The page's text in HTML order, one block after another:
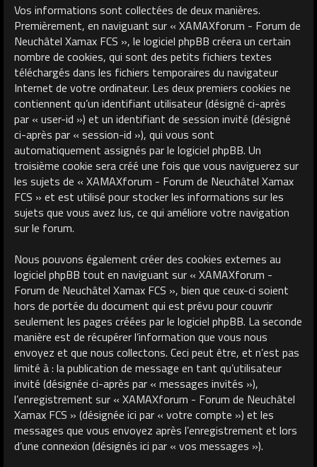
Vos informations sont collectées de deux manières.
Premièrement, en naviguant sur « XAMAXforum - Forum de
Neuchâtel Xamax FCS », le logiciel phpBB créera un certain
nombre de cookies, qui sont des petits fichiers textes
téléchargés dans les fichiers temporaires du navigateur
Internet de votre ordinateur. Les deux premiers cookies ne
contiennent qu’un identifiant utilisateur (désigné ci-après
par « user-id ») et un identifiant de session invité (désigné
ci-après par « session-id »), qui vous sont
automatiquement assignés par le logiciel phpBB. Un
troisième cookie sera créé une fois que vous naviguerez sur
les sujets de « XAMAXforum - Forum de Neuchâtel Xamax
FCS » et est utilisé pour stocker les informations sur les
sujets que vous avez lus, ce qui améliore votre navigation
sur le forum.
Nous pouvons également créer des cookies externes au
logiciel phpBB tout en naviguant sur « XAMAXforum -
Forum de Neuchâtel Xamax FCS », bien que ceux-ci soient
hors de portée du document qui est prévu pour couvrir
seulement les pages créées par le logiciel phpBB. La seconde
manière est de récupérer l’information que vous nous
envoyez et que nous collectons. Ceci peut être, et n’est pas
limité à : la publication de message en tant qu’utilisateur
invité (désignée ci-après par « messages invités »),
l’enregistrement sur « XAMAXforum - Forum de Neuchâtel
Xamax FCS » (désignée ici par « votre compte ») et les
messages que vous envoyez après l’enregistrement et lors
d’une connexion (désignés ici par « vos messages »).